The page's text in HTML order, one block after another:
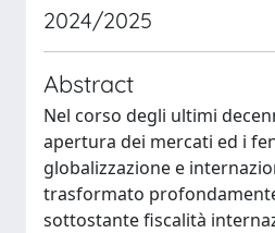
2024/2025
Abstract
Nel corso degli ultimi
apertura dei mercati ed i
globalizzazione e
trasformato
sottostante fiscalità